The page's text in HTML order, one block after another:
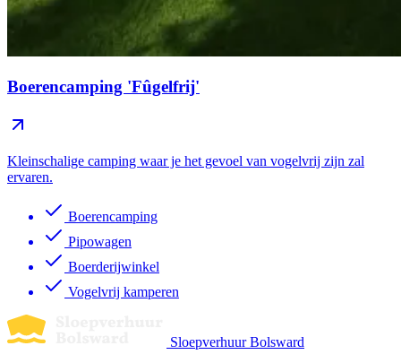
Boerencamping 'Fûgelfrij'
Kleinschalige camping waar je het gevoel van vogelvrij zijn zal
ervaren.
Boerencamping
Pipowagen
Boerderijwinkel
Vogelvrij kamperen
Sloepverhuur Bolsward